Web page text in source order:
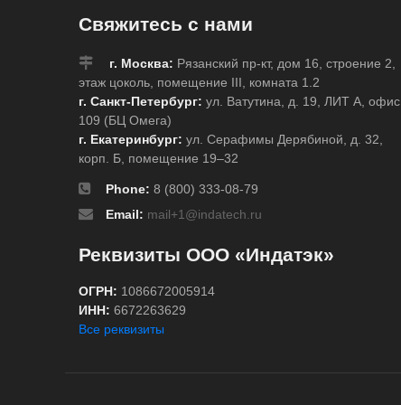
Свяжитесь с нами
г. Москва: Рязанский пр-кт, дом 16, строение 2,
этаж цоколь, помещение III, комната 1.2
г. Санкт-Петербург: ул. Ватутина, д. 19, ЛИТ А, офис
109 (БЦ Омега)
г. Екатеринбург: ул. Серафимы Дерябиной, д. 32,
корп. Б, помещение 19–32
Phone: 8 (800) 333-08-79
Email: mail+1@indatech.ru
Реквизиты ООО «Индатэк»
ОГРН: 1086672005914
ИНН: 6672263629
Все реквизиты